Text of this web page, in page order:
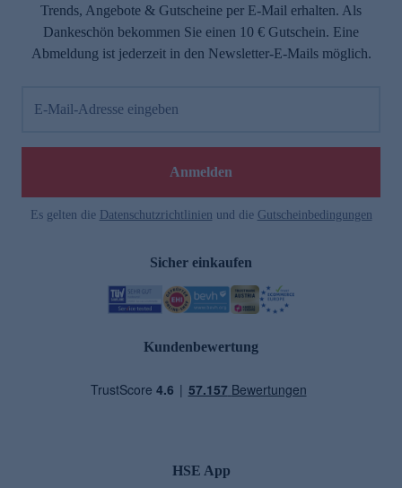
Trends, Angebote & Gutscheine per E-Mail erhalten. Als
Dankeschön bekommen Sie einen 10 € Gutschein. Eine
Abmeldung ist jederzeit in den Newsletter-E-Mails möglich.
E-Mail-Adresse eingeben
Anmelden
Es gelten die Datenschutzrichtlinien und die Gutscheinbedingungen
Sicher einkaufen
Kundenbewertung
HSE App